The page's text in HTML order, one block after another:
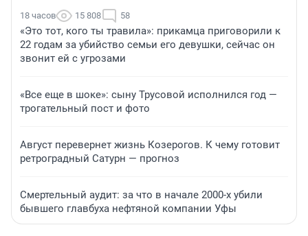
18 часов 15 808 58
«Это тот, кого ты травила»: прикамца приговорили к
22 годам за убийство семьи его девушки, сейчас он
звонит ей с угрозами
«Все еще в шоке»: сыну Трусовой исполнился год —
трогательный пост и фото
Август перевернет жизнь Козерогов. К чему готовит
ретроградный Сатурн — прогноз
Смертельный аудит: за что в начале 2000-х убили
бывшего главбуха нефтяной компании Уфы